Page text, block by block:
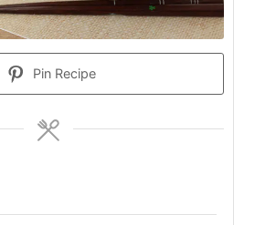
Pin Recipe